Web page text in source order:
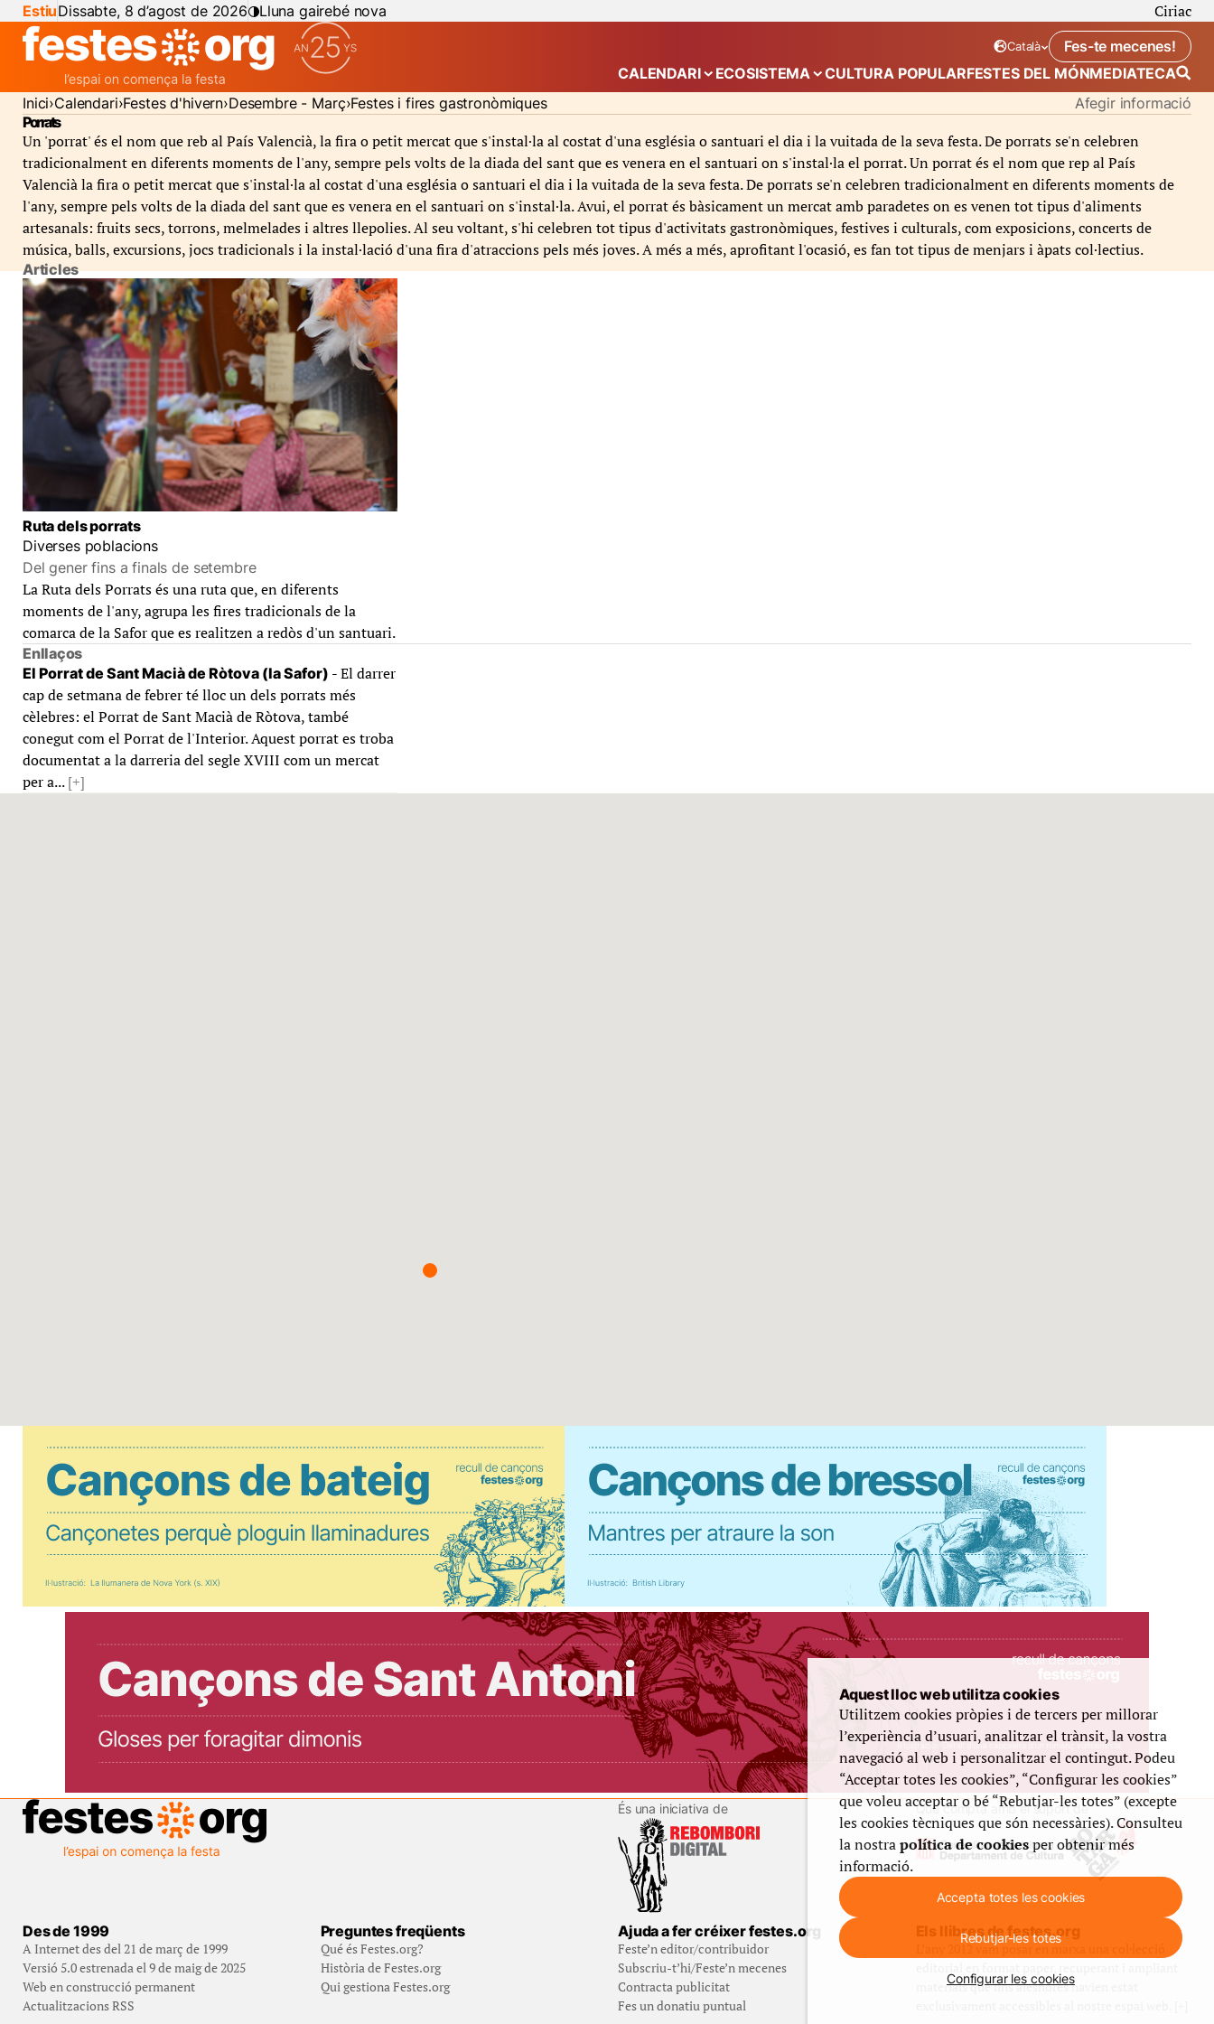
EstiuDissabte, 8 d’agost de 2026 Lluna gairebé nova Ciriac
Idioma seleccionat:
Català
. Canviar idiomaFes-te mecenes!
CALENDARI Mostra el submenú de “Calendari”
ECOSISTEMA Mostra el submenú de “Ecosistema”
CULTURA POPULARFESTES DEL MÓNMEDIATECA
Inici Calendari Festes d'hivern Desembre - Març Festes i fires gastronòmiques
Afegir informació
Porrats
Un 'porrat' és el nom que reb al País Valencià, la fira o petit mercat que s'instal·la al costat d'una església o santuari el dia i la vuitada de la seva festa. De porrats se'n celebren
tradicionalment en diferents moments de l'any, sempre pels volts de la diada del sant que es venera en el santuari on s'instal·la el porrat. Un porrat és el nom que rep al País
Valencià la fira o petit mercat que s'instal·la al costat d'una església o santuari el dia i la vuitada de la seva festa. De porrats se'n celebren tradicionalment en diferents moments de
l'any, sempre pels volts de la diada del sant que es venera en el santuari on s'instal·la. Avui, el porrat és bàsicament un mercat amb paradetes on es venen tot tipus d'aliments
artesanals: fruits secs, torrons, melmelades i altres llepolies. Al seu voltant, s'hi celebren tot tipus d'activitats gastronòmiques, festives i culturals, com exposicions, concerts de
música, balls, excursions, jocs tradicionals i la instal·lació d'una fira d'atraccions pels més joves. A més a més, aprofitant l'ocasió, es fan tot tipus de menjars i àpats col·lectius.
Articles
Ruta dels porrats
Diverses poblacions
Del gener fins a finals de setembre
La Ruta dels Porrats és una ruta que, en diferents
moments de l'any, agrupa les fires tradicionals de la
comarca de la Safor que es realitzen a redòs d'un santuari.
Enllaços
El Porrat de Sant Macià de Ròtova (la Safor) - El darrer
cap de setmana de febrer té lloc un dels porrats més
cèlebres: el Porrat de Sant Macià de Ròtova, també
conegut com el Porrat de l'Interior. Aquest porrat es troba
documentat a la darreria del segle XVIII com un mercat
per a...[+]
És una iniciativa de Que compta amb el suport de
Des de 1999
A Internet des del 21 de març de 1999
Versió 5.0 estrenada el 9 de maig de 2025
Web en construcció permanent
Actualitzacions RSS
Preguntes freqüents
Qué és Festes.org?
Història de Festes.org
Qui gestiona Festes.org
Ajuda a fer créixer festes.org
Feste’n editor/contribuidor
Subscriu-t’hi/Feste’n mecenes
Contracta publicitat
Fes un donatiu puntual
Els llibres de festes.org
L’any 2012 vam posar en marxa una col·lecció
materials que fins aleshores havien estat
Aquest lloc web utilitza cookies
Utilitzem cookies pròpies i de tercers per millorar
l’experiència d’usuari, analitzar el trànsit, la vostra
navegació al web i personalitzar el contingut. Podeu
“Acceptar totes les cookies”, “Configurar les cookies”
que voleu acceptar o bé “Rebutjar-les totes” (excepte
les cookies tècniques que són necessàries). Consulteu
la nostrapolítica de cookiesper obtenir més
informació.
Accepta totes les cookies
Rebutjar-les totes
Configurar les cookies